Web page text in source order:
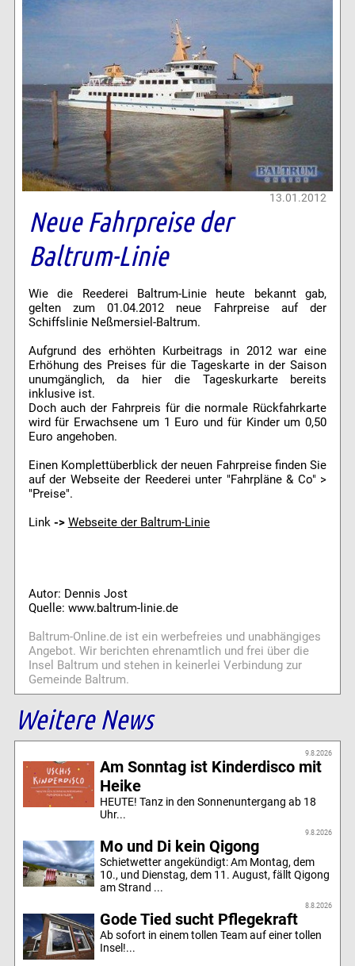
13.01.2012
Neue Fahrpreise der
Baltrum-Linie
Wie die Reederei Baltrum-Linie heute bekannt gab,
gelten zum 01.04.2012 neue Fahrpreise auf der
Schiffslinie Neßmersiel-Baltrum.
Aufgrund des erhöhten Kurbeitrags in 2012 war eine
Erhöhung des Preises für die Tageskarte in der Saison
unumgänglich, da hier die Tageskurkarte bereits
inklusive ist.
Doch auch der Fahrpreis für die normale Rückfahrkarte
wird für Erwachsene um 1 Euro und für Kinder um 0,50
Euro angehoben.
Einen Komplettüberblick der neuen Fahrpreise finden Sie
auf der Webseite der Reederei unter "Fahrpläne & Co" >
"Preise".
Link -> Webseite der Baltrum-Linie
Autor: Dennis Jost
Quelle: www.baltrum-linie.de
Baltrum-Online.de ist ein werbefreies und unabhängiges
Angebot. Wir berichten ehrenamtlich und frei über die
Insel Baltrum und stehen in keinerlei Verbindung zur
Gemeinde Baltrum.
Weitere News
9.8.2026
Am Sonntag ist Kinderdisco mit
Heike
HEUTE! Tanz in den Sonnenuntergang ab 18
Uhr...
9.8.2026
Mo und Di kein Qigong
Schietwetter angekündigt: Am Montag, dem
10., und Dienstag, dem 11. August, fällt Qigong
am Strand ...
8.8.2026
Gode Tied sucht Pflegekraft
Ab sofort in einem tollen Team auf einer tollen
Insel!...